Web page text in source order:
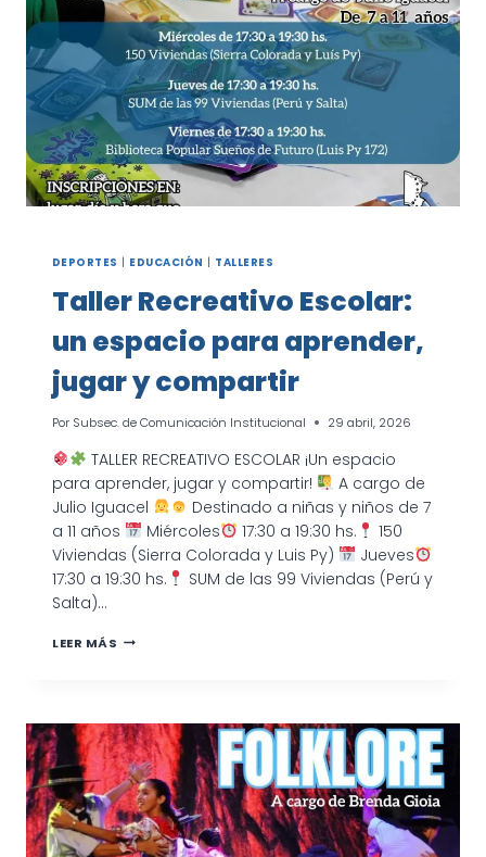
EL
POLIDEPORTIVO
DEPORTES | EDUCACIÓN | TALLERES
Taller Recreativo Escolar:
un espacio para aprender,
jugar y compartir
Por Subsec. de Comunicación Institucional 29 abril, 2026
TALLER RECREATIVO ESCOLAR ¡Un espacio
para aprender, jugar y compartir!
A cargo de
Julio Iguacel
Destinado a niñas y niños de 7
a 11 años
Miércoles 17:30 a 19:30 hs.
150
Viviendas (Sierra Colorada y Luis Py)
Jueves
17:30 a 19:30 hs.
SUM de las 99 Viviendas (Perú y
Salta)…
LEER MÁS TALLER
PARA
APRENDER,
JUGAR
Y
COMPARTIR